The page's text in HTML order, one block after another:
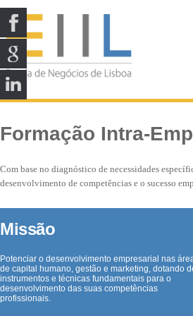
Formação Intra-
Com base no diagnóstico de necessidades
desenvolvimento de competências e o sucesso
Missão
Potenciar o desenvolvimento empresarial nas
de capital humano, gestão e marketing, dotando
instrumentos e técnicas fundamentais para o
desenvolvimento das suas competências
profissionais.